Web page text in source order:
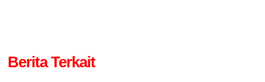
Berita Terkait